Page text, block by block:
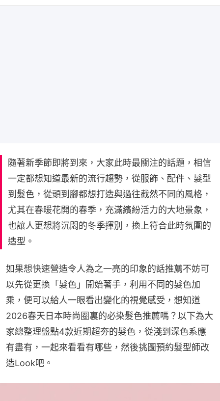
隨著新季節即將到來，大家此時最關注的話題，相信
一定都想知道最新的流行趨勢，從服飾、配件、髮型
到髮色，從頭到腳都想打造與過往截然不同的風格，
尤其在春暖花開的春季，充滿繽紛活力的大地景象，
也讓人更想將沉悶的冬季揮別，換上符合此時氛圍的
造型。
如果想快速營造令人為之一亮的印象的話推薦不妨可
以先從更換「髮色」開始著手，利用不同的髮色加
乘，便可以給人一眼看出變化的視覺感受，想知道
2026春天日本時尚圈裏的必染髮色推薦嗎？以下為大
家總整理盤點4款近期超夯的髮色，從淺到深色系應
有盡有，一起來看看有哪些，然後挑圖預約髮型師改
造Look吧。